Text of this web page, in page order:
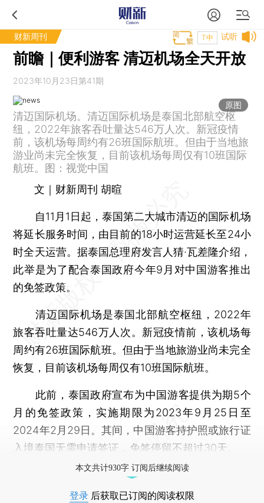
财新周刊 试听
T中
前瞻｜便利游客 清迈机场全天开放
2023年10月23日第41期
原图
清迈国际机场。清迈国际机场是泰国北部航空枢
纽，2022年旅客吞吐量达546万人次。新冠疫情
前，该机场每周约有26班国际航班。但由于当地旅
游业尚未完全恢复，目前该机场每周仅有10班国际
航班。图：视觉中国
文｜财新周刊 胡暄
自11月1日起，泰国第二大城市清迈的国际机场
将延长服务时间，由目前的18小时运营延长至24小
时全天运营。据泰国总理府发言人猜·瓦差隆介绍，
此举是为了配合泰国政府今年9月对中国游客推出
的免签政策。
清迈国际机场是泰国北部航空枢纽，2022年
旅客吞吐量达546万人次。新冠疫情前，该机场每
周约有26班国际航班。但由于当地旅游业尚未完全
恢复，目前该机场每周仅有10班国际航班。
此前，泰国政府宣布为中国游客提供为期5个
月的免签政策，实施期限为2023年9月25日至
2024年2月29日。其间，中国游客持护照或旅行证
入境泰国无需申请签证，免签停留不超过30天。
本文共计930字 订阅后继续阅读
登录 后获取已订阅的阅读权限